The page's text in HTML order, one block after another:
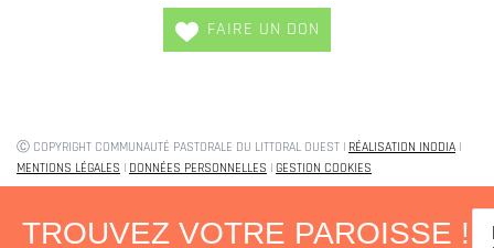
FAIRE UN DON
Ⓒ COPYRIGHT COMMUNAUTÉ PASTORALE DU LITTORAL OUEST | RÉALISATION INODIA |
MENTIONS LÉGALES | DONNÉES PERSONNELLES | GESTION COOKIES
TROUVEZ VOTRE PAROISSE !